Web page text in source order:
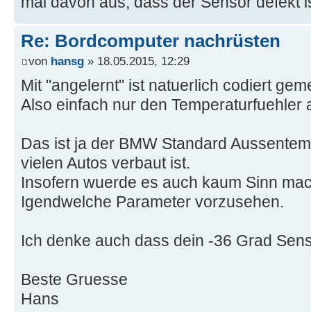
Re: Bordcomputer nachrüsten
von hansg » 18.05.2015, 12:29
Mit "angelernt" ist natuerlich codiert
Also einfach nur den Temperaturfuehler
Das ist ja der BMW Standard
vielen Autos verbaut ist.
Insofern wuerde es auch kaum Sinn
Igendwelche Parameter vorzusehen.
Ich denke auch dass dein -36 Grad
Beste Gruesse
Hans